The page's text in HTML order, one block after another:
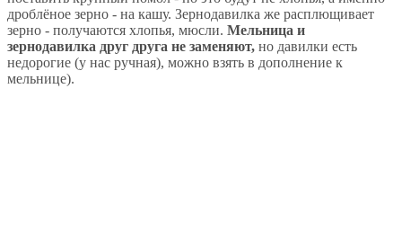
дроблёное зерно - на кашу. Зернодавилка же расплющивает
зерно - получаются хлопья, мюсли. Мельница и
зернодавилка друг друга не заменяют, но давилки есть
недорогие (у нас ручная), можно взять в дополнение к
мельнице).